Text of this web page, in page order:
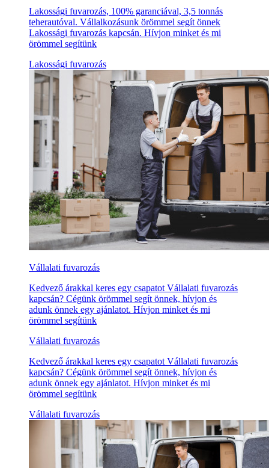
Lakossági fuvarozás, 100% garanciával, 3,5 tonnás
teherautóval. Vállalkozásunk örömmel segít önnek
Lakossági fuvarozás kapcsán. Hívjon minket és mi
örömmel segítünk
Lakossági fuvarozás
Vállalati fuvarozás
Kedvező árakkal keres egy csapatot Vállalati fuvarozás
kapcsán? Cégünk örömmel segít önnek, hívjon és
adunk önnek egy ajánlatot. Hívjon minket és mi
örömmel segítünk
Vállalati fuvarozás
Kedvező árakkal keres egy csapatot Vállalati fuvarozás
kapcsán? Cégünk örömmel segít önnek, hívjon és
adunk önnek egy ajánlatot. Hívjon minket és mi
örömmel segítünk
Vállalati fuvarozás